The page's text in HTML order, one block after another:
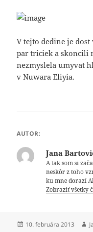
V tejto dedine je
par triciek a skoncili
nezmyslela umyvat
v Nuwara Eliyia.
AUTOR:
Jana
A tak som si
neskôr z toho
ku mne dorazí
Zobraziť všetky
Publikované
10. februára 2013